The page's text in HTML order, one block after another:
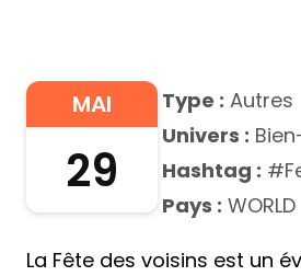
MAI
29
Type : Autres
Univers :
Hashtag :
Pays : WORLD
La Fête des voisins est un